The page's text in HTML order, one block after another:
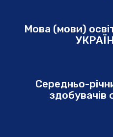
Мова (мови)
Середньо-
здобувачів